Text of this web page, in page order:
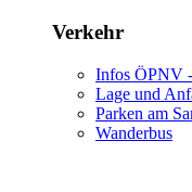
Verkehr
Infos
Lage und
Parken am
Wanderbus